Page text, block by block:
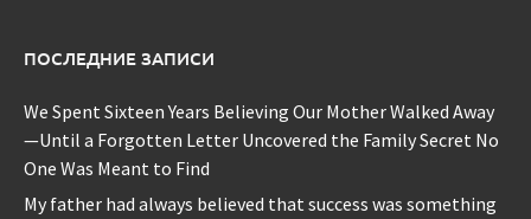
ПОСЛЕДНИЕ ЗАПИСИ
We Spent Sixteen Years Believing Our Mother Walked Away
—Until a Forgotten Letter Uncovered the Family Secret No
One Was Meant to Find
My father had always believed that success was something